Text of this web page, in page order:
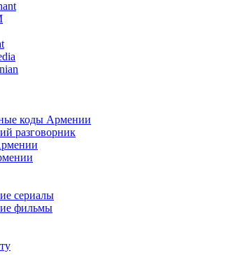
коды Армении
разговорник
сериалы
фильмы